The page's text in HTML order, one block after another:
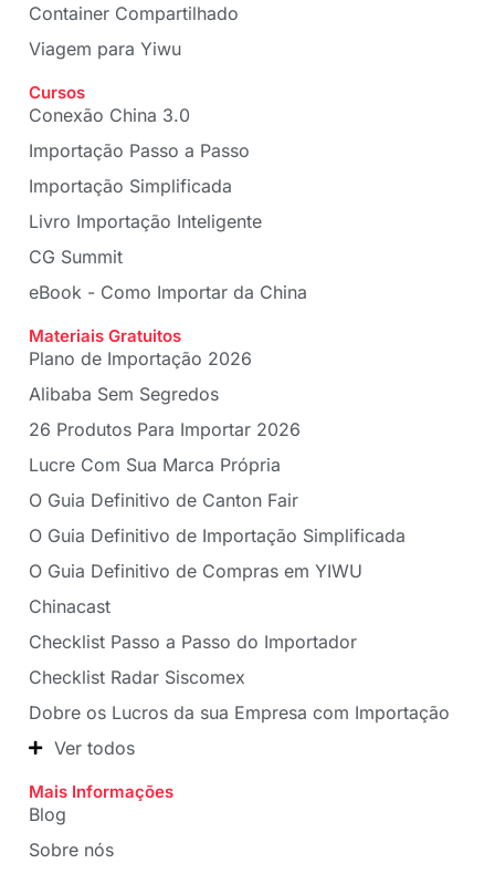
Container Compartilhado
Viagem para Yiwu
Cursos
Conexão China 3.0
Importação Passo a Passo
Importação Simplificada
Livro Importação Inteligente
CG Summit
eBook - Como Importar da China
Materiais Gratuitos
Plano de Importação 2026
Alibaba Sem Segredos
26 Produtos Para Importar 2026
Lucre Com Sua Marca Própria
O Guia Definitivo de Canton Fair
O Guia Definitivo de Importação Simplificada
O Guia Definitivo de Compras em YIWU
Chinacast
Checklist Passo a Passo do Importador
Checklist Radar Siscomex
Dobre os Lucros da sua Empresa com Importação
Ver todos
Mais Informações
Blog
Sobre nós